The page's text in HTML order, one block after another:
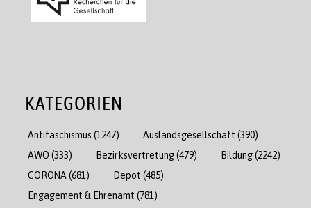
KATEGORIEN
Antifaschismus (1247) Auslandsgesellschaft (390)
AWO (333) Bezirksvertretung(479) Bildung(2242)
CORONA (681) Depot (485)
Engagement & Ehrenamt (781)